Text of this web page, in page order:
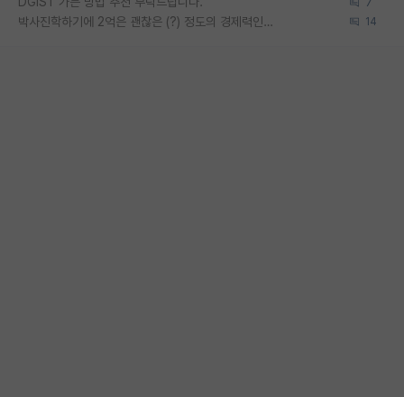
박사진학하기에 2억은 괜찮은 (?) 정도의 경제력인가요 14